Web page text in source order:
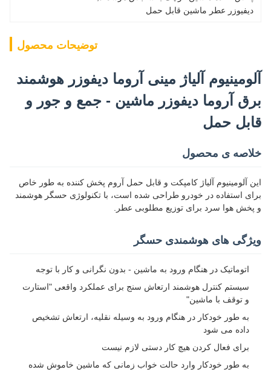
دیفیوزر عطر ماشین قابل حمل
توضیحات محصول
آلومینیوم آلیاژ مینی آروما دیفوزر هوشمند
برق آروما دیفوزر ماشین - جمع و جور و
قابل حمل
خلاصه ی محصول
این آلومینیوم آلیاژ کامپکت و قابل حمل آروم پخش کننده به طور خاص
برای استفاده در خودرو طراحی شده است، با تکنولوژی حسگر هوشمند
و پخش هوا سرد برای توزیع مطلوبی عطر.
ویژگی های هوشمندی حسگر
اتوماتیک در هنگام ورود به ماشین - بدون نگرانی و کار با توجه
سیستم کنترل هوشمند ارتعاش سنج برای عملکرد واقعی "استارت
و توقف با ماشین"
به طور خودکار در هنگام ورود به وسیله نقلیه، ارتعاش تشخیص
داده می شود
برای فعال کردن هیچ کار دستی لازم نیست
به طور خودکار وارد حالت خواب زمانی که ماشین خاموش شده